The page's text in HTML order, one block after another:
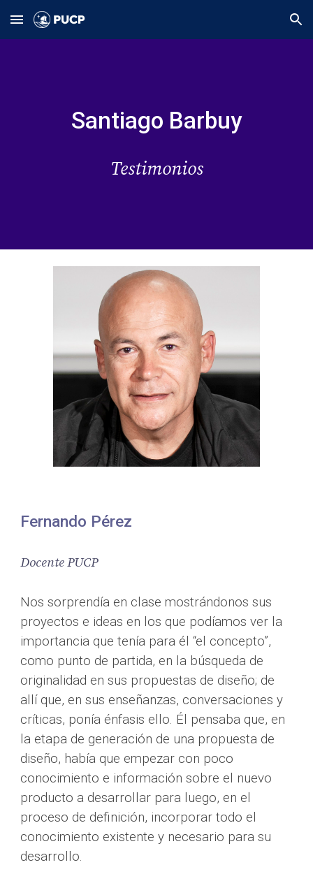
Skip to main content Skip to navigation
Santiago Barbuy
Testimonios
Fernando Pérez
Docente PUCP
Nos sorprendía en clase mostrándonos sus
proyectos e ideas en los que podíamos ver la
importancia que tenía para él “el concepto”,
como punto de partida, en la búsqueda de
originalidad en sus propuestas de diseño; de
allí que, en sus enseñanzas, conversaciones y
críticas, ponía énfasis ello. Él pensaba que, en
la etapa de generación de una propuesta de
diseño, había que empezar con poco
conocimiento e información sobre el nuevo
producto a desarrollar para luego, en el
proceso de definición, incorporar todo el
conocimiento existente y necesario para su
desarrollo.